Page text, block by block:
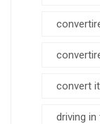
convert
driving